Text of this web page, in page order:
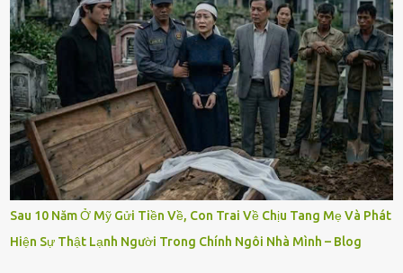
Sau 10 Năm Ở Mỹ Gửi Tiền Về, Con Trai Về Chịu Tang Mẹ Và Phát
Hiện Sự Thật Lạnh Người Trong Chính Ngôi Nhà Mình – Blog